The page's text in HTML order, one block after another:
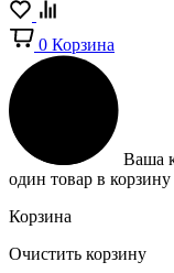
0 Корзина
Ваша
один товар в корзину
Корзина
Очистить корзину